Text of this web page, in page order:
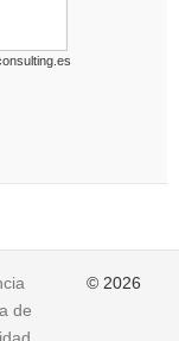
de
© 2026